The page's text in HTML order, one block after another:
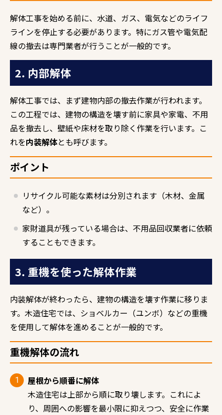
解体工事を始める前に、水道、ガス、電気などのライフ
ラインを停止する必要があります。特にガス管や電気配
線の撤去は専門業者が行うことが一般的です。
2. 内部解体
解体工事では、まず建物内部の撤去作業が行われます。
この工程では、建物の構造を壊す前に家具や家電、不用
品を撤去し、壁紙や床材を取り除く作業を行います。こ
れを内装解体とも呼びます。
ポイント
リサイクル可能な素材は分別されます（木材、金属
など）。
家財道具が残っている場合は、不用品回収業者に依頼
することもできます。
3. 重機を使った解体作業
内装解体が終わったら、建物の構造を壊す作業に移りま
す。木造住宅では、ショベルカー（ユンボ）などの重機
を使用して解体を進めることが一般的です。
重機解体の流れ
屋根から順番に解体
木造住宅は上部から順に取り壊します。これによ
り、周囲への影響を最小限に抑えつつ、安全に作業